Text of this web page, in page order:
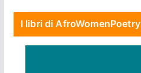
I libri di AfroWomenPoetry